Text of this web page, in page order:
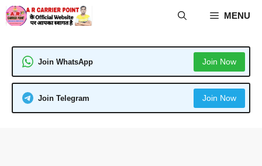
Skip
to
MENU
Join WhatsApp Join Now
Join Telegram Join Now